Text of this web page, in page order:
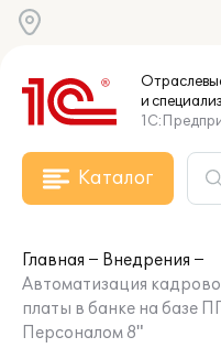
и
Каталог
Главная
Внедрения
Автоматизация
платы в банке на базе
Персоналом 8"